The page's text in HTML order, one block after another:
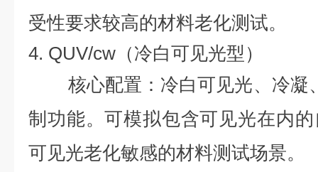
受性要求较高的材料老化测试。
4. QUV/cw（冷白可见光型）
核心配置：冷白可见光、冷凝
制功能。可模拟包含可见光在内
可见光老化敏感的材料测试场景。